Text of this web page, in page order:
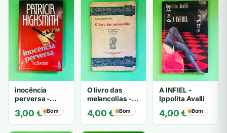
inocência
perversa -
PATRICIA
HIGHSMITH
3,00 € Bom
O livro das
melancolias -
Mantegazza
4,00€ Bom
A INFIEL -
Ippolita Avalli
4,00€ Bom